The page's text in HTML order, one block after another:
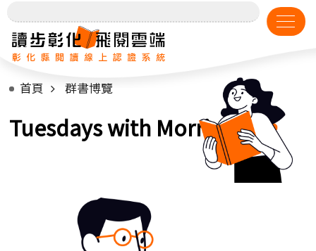
首頁 群書博覽
Tuesdays with Morrie